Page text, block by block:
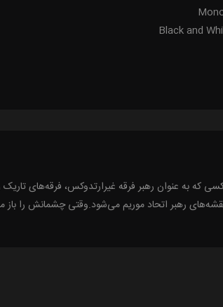
Black and
که به عنوان رهبر فرقه غیرارتدوکس، فرقه‌های
رهبر اتحاد موریم می‌شود.وقتی چشمانش را باز